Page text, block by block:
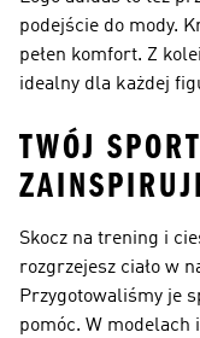
podejście do mody.
pełen komfort. Z
idealny dla każdej
TWÓJ
Skocz na trening i
rozgrzejesz ciało w
Przygotowaliśmy je
pomóc. W